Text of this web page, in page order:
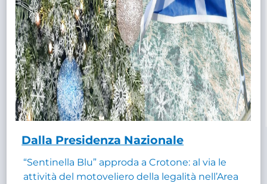
Dalla Presidenza Nazionale
“Sentinella Blu” approda a Crotone: al via le
attività del motoveliero della legalità nell’Area